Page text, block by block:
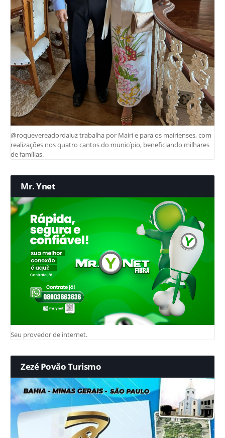
@roquevereadordaluz trabalha por Mairi e para os mairienses, com
realizações nos quatro cantos do município, beneficiando milhares
de famílias.
Mr. Ynet
Seu provedor de internet.
Zezé Povão Turismo